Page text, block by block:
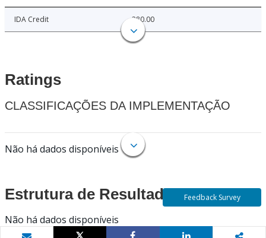
IDA Credit 280.00
Ratings
CLASSIFICAÇÕES DA IMPLEMENTAÇÃO
Não há dados disponíveis
Estrutura de Resultados
Não há dados disponíveis
Feedback Survey